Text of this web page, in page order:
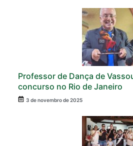
Professor de Dança de
concurso no Rio de Janeiro
3 de novembro de 2025